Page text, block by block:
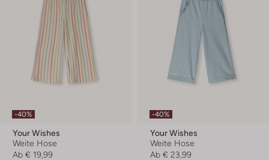
-40%
Your Wishes
Weite Hose
Ab € 19,99
-40%
Your Wishes
Weite Hose
Ab € 23,99